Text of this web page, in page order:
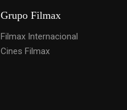
Grupo Filmax
Filmax Internacional
Cines Filmax